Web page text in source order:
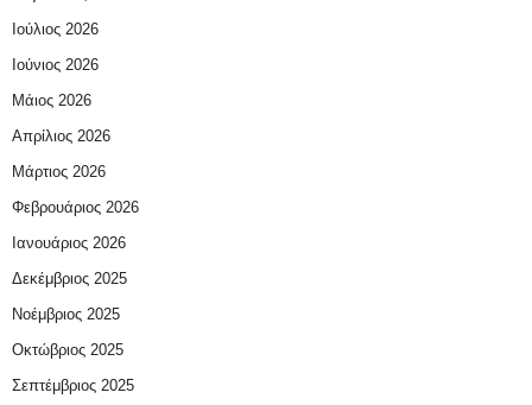
Ιούλιος 2026
Ιούνιος 2026
Μάιος 2026
Απρίλιος 2026
Μάρτιος 2026
Φεβρουάριος 2026
Ιανουάριος 2026
Δεκέμβριος 2025
Νοέμβριος 2025
Οκτώβριος 2025
Σεπτέμβριος 2025